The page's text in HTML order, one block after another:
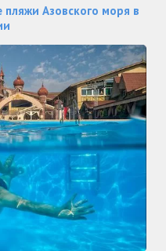
Азовского моря в